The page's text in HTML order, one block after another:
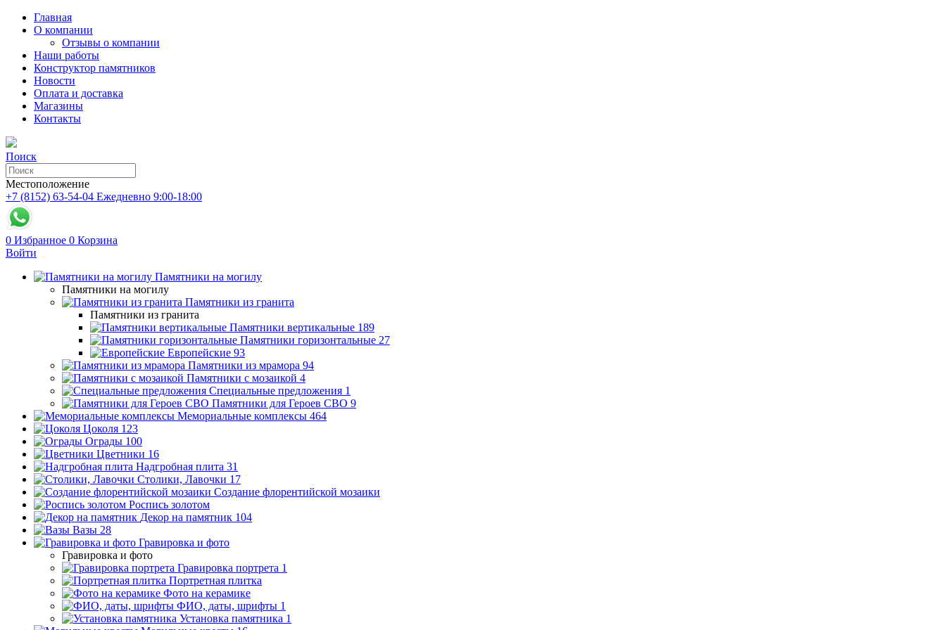
Главная
О компании
Отзывы о компании
Наши работы
Конструктор памятников
Новости
Оплата и доставка
Магазины
Контакты
Поиск
Местоположение
+7 (8152) 63-54-04 Ежедневно 9:00-18:00
0 Избранное 0 Корзина
Войти
Памятники на могилу
Памятники на могилу
Памятники из гранита
Памятники из гранита
Памятники вертикальные 189
Памятники горизонтальные 27
Европейские 93
Памятники из мрамора 94
Памятники с мозаикой 4
Специальные предложения 1
Памятники для Героев СВО 9
Мемориальные комплексы 464
Цоколя 123
Ограды 100
Цветники 16
Надгробная плита 31
Столики, Лавочки 17
Создание флорентийской мозаики
Роспись золотом
Декор на памятник 104
Вазы 28
Гравировка и фото
Гравировка и фото
Гравировка портрета 1
Портретная плитка
Фото на керамике
ФИО, даты, шрифты 1
Установка памятника 1